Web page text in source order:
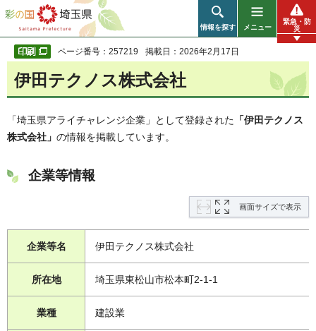
彩の国 埼玉県
情報を探す メニュー
緊急・防
災
ページ番号：257219 掲載日：2026年2月17日
伊田テクノス株式会社
「埼玉県アライチャレンジ企業」として登録された 「伊田テクノス
株式会社」 の情報を掲載しています。
企業等情報
画面サイズで表示
企業等名 伊田テクノス株式会社
所在地 埼玉県東松山市松本町2-1-1
業種 建設業